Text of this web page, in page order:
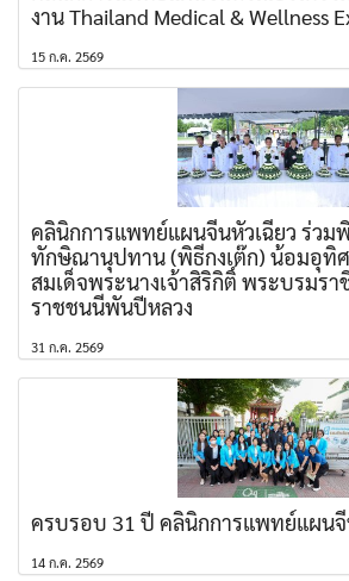
งาน Thailand Medical & Wellness
15 ก.ค. 2569
คลินิกการแพทย์แผนจีนหัวเฉียว ร่ว
ทักษิณานุปทาน (พิธีกงเต๊ก) น้อมอุทิ
สมเด็จพระนางเจ้าสิริกิติ์ พระบรมร
ราชชนนีพันปีหลวง
31 ก.ค. 2569
ครบรอบ 31 ปี คลินิกการแพทย์แผนจี
14 ก.ค. 2569